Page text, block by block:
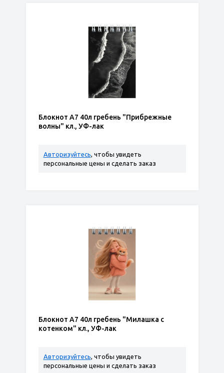
Блокнот А7 40л гребень "Прибрежные
волны" кл., УФ-лак
Авторизуйтесь, чтобы увидеть
персональные цены и сделать заказ
Блокнот А7 40л гребень "Милашка с
котенком" кл., УФ-лак
Авторизуйтесь, чтобы увидеть
персональные цены и сделать заказ